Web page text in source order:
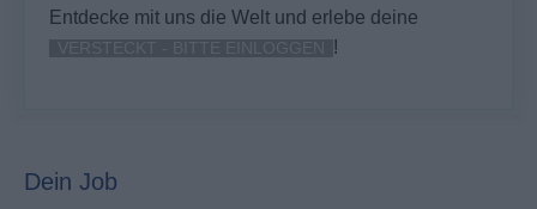
Entdecke mit uns die Welt und erlebe deine
!
Dein Job